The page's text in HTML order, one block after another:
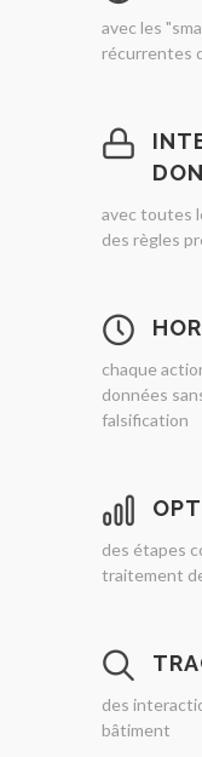
avec les
récurrentes
avec toutes
des règles
chaque
données
falsification
des étapes
traitement
des
bâtiment